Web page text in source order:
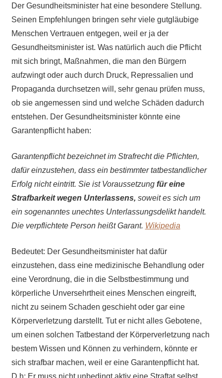
Der Gesundheitsminister hat eine besondere Stellung.
Seinen Empfehlungen bringen sehr viele gutgläubige
Menschen Vertrauen entgegen, weil er ja der
Gesundheitsminister ist. Was natürlich auch die Pflicht
mit sich bringt, Maßnahmen, die man den Bürgern
aufzwingt oder auch durch Druck, Repressalien und
Propaganda durchsetzen will, sehr genau prüfen muss,
ob sie angemessen sind und welche Schäden dadurch
entstehen. Der Gesundheitsminister könnte eine
Garantenpflicht haben:
Garantenpflicht bezeichnet im Strafrecht die Pflichten,
dafür einzustehen, dass ein bestimmter tatbestandlicher
Erfolg nicht eintritt. Sie ist Voraussetzungfür eine
Strafbarkeit wegen Unterlassens, soweit es sich um
ein sogenanntes unechtes Unterlassungsdelikt handelt.
Die verpflichtete Person heißt Garant. Wikipedia
Bedeutet: Der Gesundheitsminister hat dafür
einzustehen, dass eine medizinische Behandlung oder
eine Verordnung, die in die Selbstbestimmung und
körperliche Unversehrtheit eines Menschen eingreift,
nicht zu seinem Schaden geschieht oder gar eine
Körperverletzung darstellt. Tut er nicht alles Gebotene,
um einen solchen Tatbestand der Körperverletzung nach
bestem Wissen und Können zu verhindern, könnte er
sich strafbar machen, weil er eine Garantenpflicht hat.
D.h: Er muss nicht unbedingt aktiv eine Straftat selbst